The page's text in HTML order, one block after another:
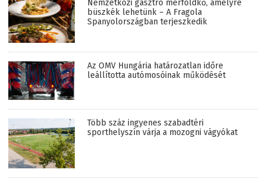
Nemzetközi gasztro mérföldkő, amelyre
büszkék lehetünk – A Fragola
Spanyolországban terjeszkedik
Az OMV Hungária határozatlan időre
leállította autómosóinak működését
Több száz ingyenes szabadtéri
sporthelyszín várja a mozogni vágyókat